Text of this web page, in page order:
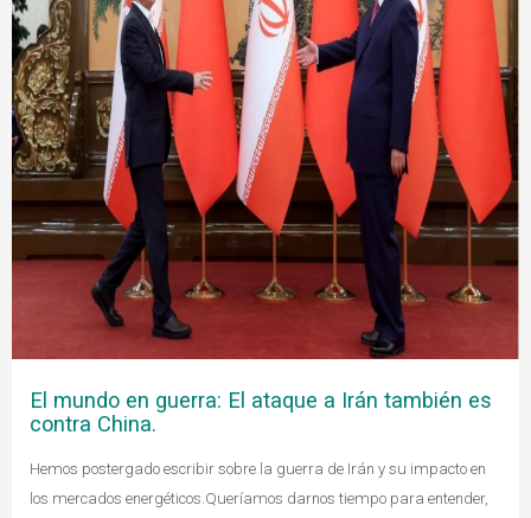
El mundo en guerra: El ataque a Irán también es
contra China.
Hemos postergado escribir sobre la guerra de Irán y su impacto en
los mercados energéticos.Queríamos darnos tiempo para entender,